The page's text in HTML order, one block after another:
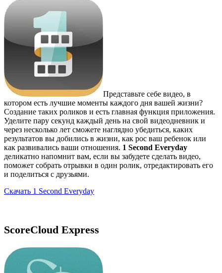
Представьте себе видео, в
котором есть лучшие моменты каждого дня вашей жизни?
Создание таких роликов и есть главная функция приложения.
Уделите пару секунд каждый день на свой видеодневник и
через несколько лет сможете наглядно убедиться, каких
результатов вы добились в жизни, как рос ваш ребенок или
как развивались ваши отношения. 1 Second Everyday
деликатно напомнит вам, если вы забудете сделать видео,
поможет собрать отрывки в один ролик, отредактировать его
и поделиться с друзьями.
Скачать 1 Second Everyday
ScoreCloud Express